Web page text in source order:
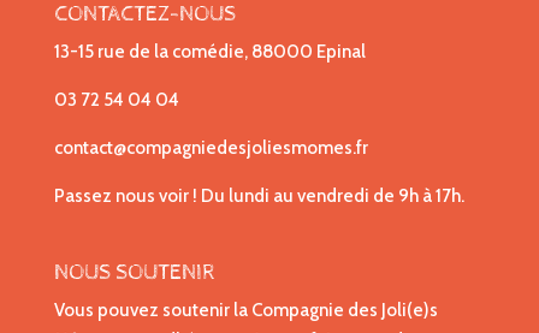
CONTACTEZ-NOUS
13-15 rue de la comédie, 88000 Epinal
03 72 54 04 04
contact@compagniedesjoliesmomes.fr
Passez nous voir ! Du lundi au vendredi de 9h à 17h.
NOUS SOUTENIR
Vous pouvez soutenir la Compagnie des Joli(e)s